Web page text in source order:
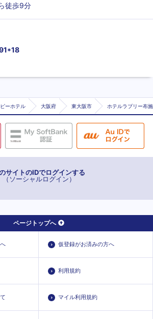
徒歩9分
ーホテル 大阪府 東大阪市 ホテルラブリー布
サイトのIDでログインする
（ソーシャルログイン）
ページトップへ
仮登録がお済みの方へ
利用規約
マイル利用規約